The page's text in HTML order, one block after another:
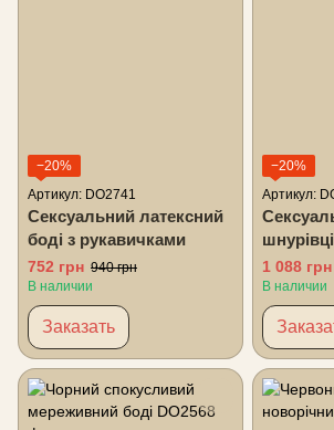
−20%
Артикул: DO2741
Сексуальний латексний
боді з рукавичками
752 грн 940 грн
В наличии
Заказать
−20%
Артикул:
сітки
1 088 грн
В наличии